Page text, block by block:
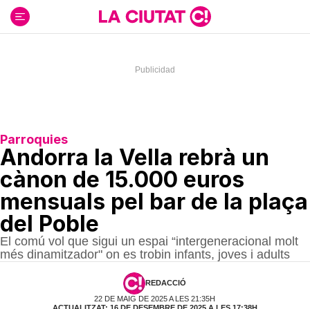
contenido
Parroquies
Andorra la Vella rebrà un
cànon de 15.000 euros
mensuals pel bar de la plaça
del Poble
El comú vol que sigui un espai “intergeneracional molt
més dinamitzador" on es trobin infants, joves i adults
REDACCIÓ
22 DE MAIG DE 2025 A LES 21:35H
ACTUALITZAT: 16 DE DESEMBRE DE 2025 A LES 17:38H